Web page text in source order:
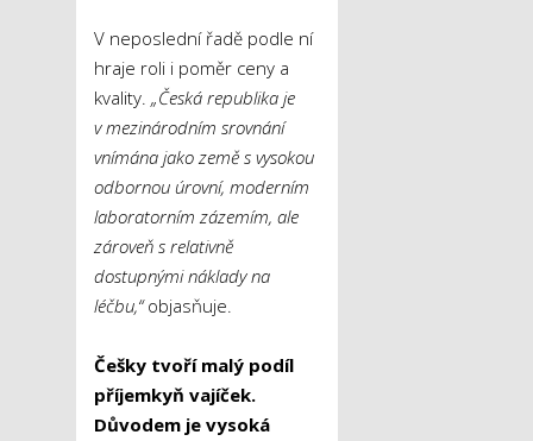
V neposlední řadě podle ní
hraje roli i poměr ceny a
kvality. „Česká republika je
v mezinárodním srovnání
vnímána jako země s vysokou
odbornou úrovní, moderním
laboratorním zázemím, ale
zároveň s relativně
dostupnými náklady na
léčbu,“objasňuje.
Češky tvoří malý podíl
příjemkyň vajíček.
Důvodem je vysoká